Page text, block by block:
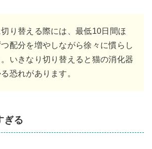
り替える際には、最低10日間ほ
配分を増やしながら徐々に慣らし
いきなり切り替えると猫の消化器
恐れがあります。
ぎる